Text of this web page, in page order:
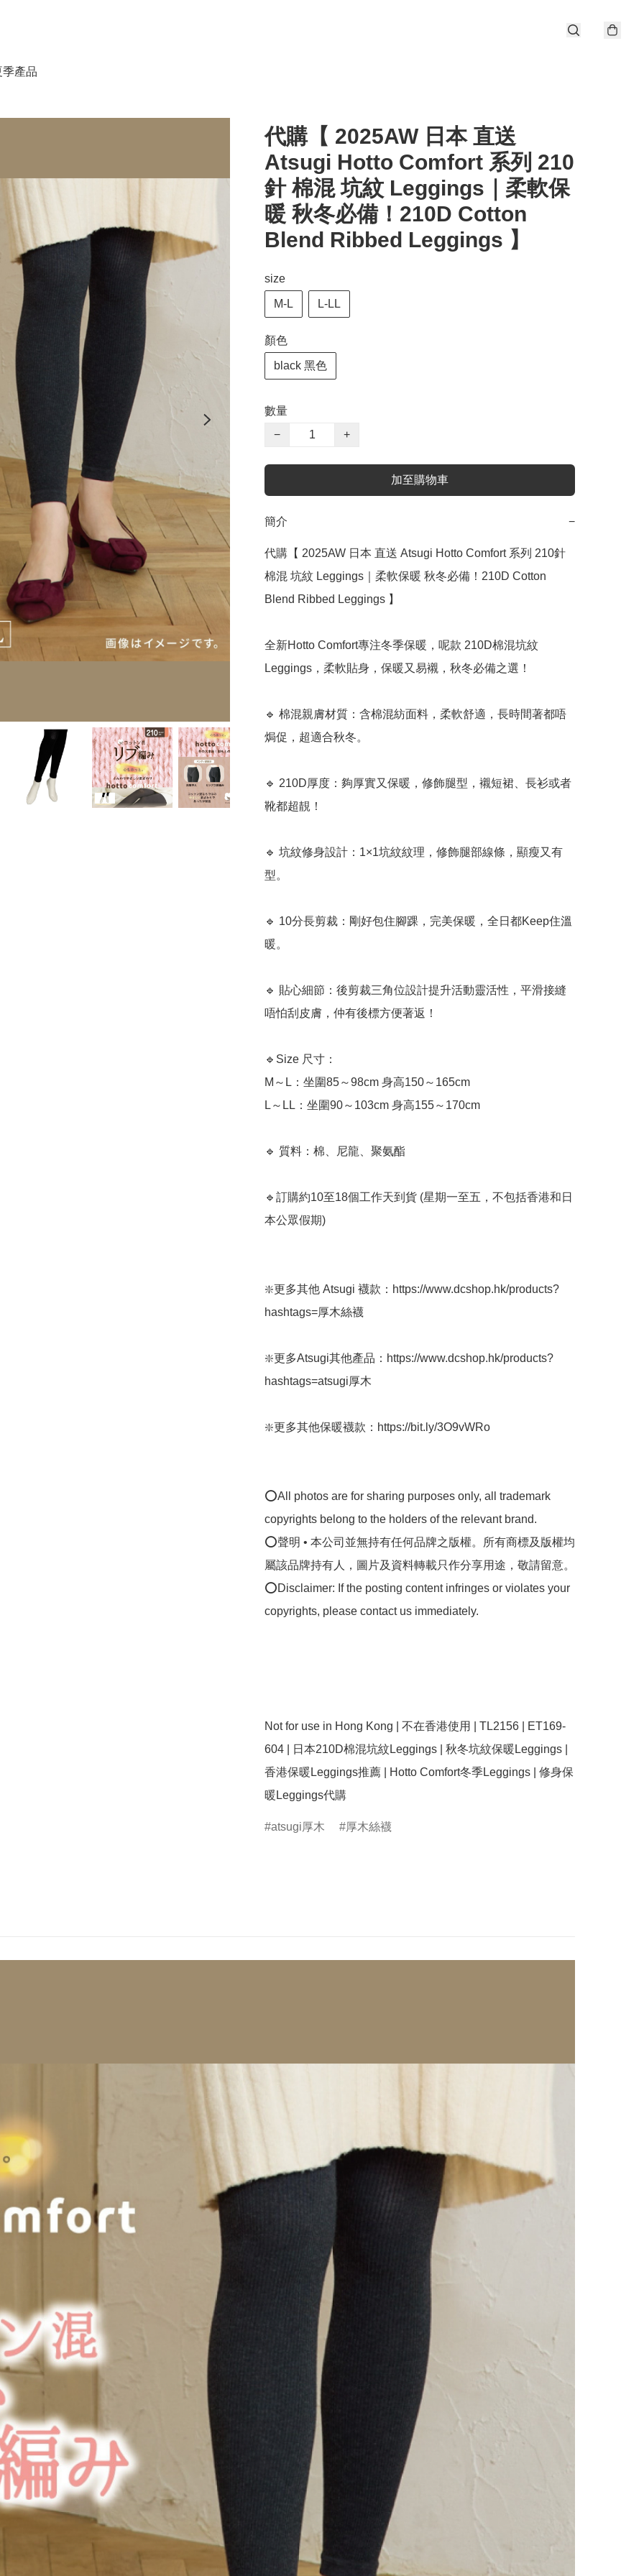
產品
代購【 2025AW 日本 直送
Atsugi Hotto Comfort 系列 210
針 棉混 坑紋 Leggings｜柔軟保
暖 秋冬必備！210D Cotton
Blend Ribbed Leggings 】
size
M-L L-LL
顏色
black 黑色
數量
−
+
加至購物車
簡介 −
代購【 2025AW 日本 直送 Atsugi Hotto Comfort 系列 210針
棉混 坑紋 Leggings｜柔軟保暖 秋冬必備！210D Cotton
Blend Ribbed Leggings 】
全新Hotto Comfort專注冬季保暖，呢款 210D棉混坑紋
Leggings，柔軟貼身，保暖又易襯，秋冬必備之選！
🔹 棉混親膚材質：含棉混紡面料，柔軟舒適，長時間著都唔
焗促，超適合秋冬。
🔹 210D厚度：夠厚實又保暖，修飾腿型，襯短裙、長衫或者
靴都超靚！
🔹 坑紋修身設計：1×1坑紋紋理，修飾腿部線條，顯瘦又有
型。
🔹 10分長剪裁：剛好包住腳踝，完美保暖，全日都Keep住溫
暖。
🔹 貼心細節：後剪裁三角位設計提升活動靈活性，平滑接縫
唔怕刮皮膚，仲有後標方便著返！
🔹Size 尺寸：
M～L：坐圍85～98cm 身高150～165cm
L～LL：坐圍90～103cm 身高155～170cm
🔹 質料：棉、尼龍、聚氨酯
🔹訂購約10至18個工作天到貨 (星期一至五，不包括香港和日
本公眾假期) ﻿
❇️更多其他 Atsugi 襪款：https://www.dcshop.hk/products?
hashtags=厚木絲襪
❇️更多Atsugi其他產品：https://www.dcshop.hk/products?
hashtags=atsugi厚木
❇️更多其他保暖襪款：https://bit.ly/3O9vWRo
⭕All photos are for sharing purposes only, all trademark
copyrights belong to the holders of the relevant brand.
⭕聲明 • 本公司並無持有任何品牌之版權。所有商標及版權均
屬該品牌持有人，圖片及資料轉載只作分享用途，敬請留意。
⭕Disclaimer: If the posting content infringes or violates your
copyrights, please contact us immediately.
Not for use in Hong Kong | 不在香港使用 | TL2156 | ET169-
604 | 日本210D棉混坑紋Leggings | 秋冬坑紋保暖Leggings |
香港保暖Leggings推薦 | Hotto Comfort冬季Leggings | 修身保
暖Leggings代購
atsugi厚木 厚木絲襪